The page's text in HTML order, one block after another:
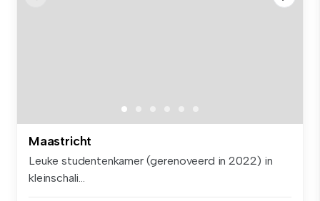
Maastricht
Leuke studentenkamer (gerenoveerd in 2022) in
kleinschali...